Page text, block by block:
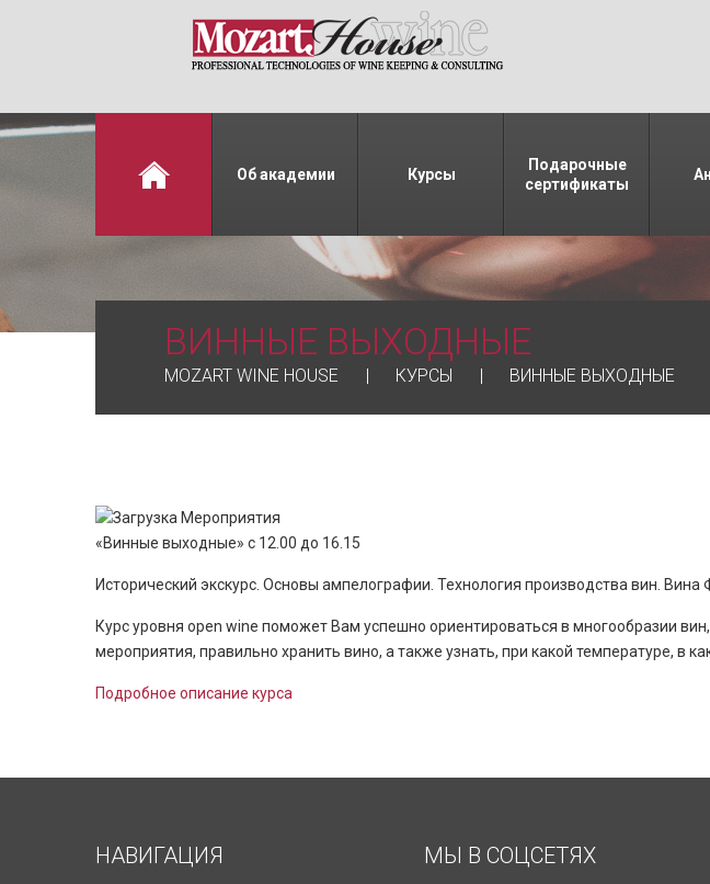
Об академии Курсы
Подарочные
сертификаты
ВИННЫЕ ВЫХОДНЫЕ
MOZART WINE HOUSE КУРСЫ ВИННЫЕ ВЫХОДНЫЕ
«Винные выходные» с 12.00 до 16.15
Исторический экскурс. Основы ампелографии. Технология производства вин.
Курс уровня open wine поможет Вам успешно ориентироваться в многообразии
мероприятия, правильно хранить вино, а также узнать, при какой температуре, в
Подробное описание курса
НАВИГАЦИЯ МЫ В СОЦСЕТЯХ